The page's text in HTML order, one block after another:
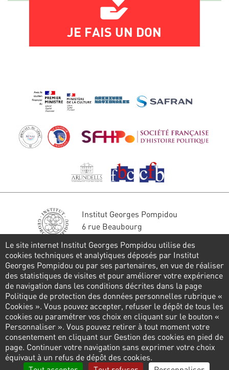
JE FAIS UN DON
Institut Georges Pompidou
6 rue Beaubourg
Tél. : 01 44 78 41 22
Restons en contact
FORMULAIRE DE CONTACT
Suivez-nous
Pied
dePolitique de confidentialité Gestion des cookies
Le site internet Institut Georges Pompidou utilise des
cookies techniques et analytiques déposés par Institut
Georges Pompidou ou par ses partenaires, en vue de réaliser
des statistiques de visites et pour améliorer votre expérience
de navigation dans les conditions décrites dans la page
Politique de protection des données personnelles rubrique «
Cookies ». Vous pouvez accepter, refuser le dépôt de tous les
cookies ou paramétrer vos choix en cliquant sur le bouton «
Personnaliser ». Vous pouvez retirer à tout moment votre
consentement en cliquant sur Gestion des cookies en pied de
page. Continuer votre navigation sans exprimer votre choix
équivaut à un refus de dépôt des cookies.